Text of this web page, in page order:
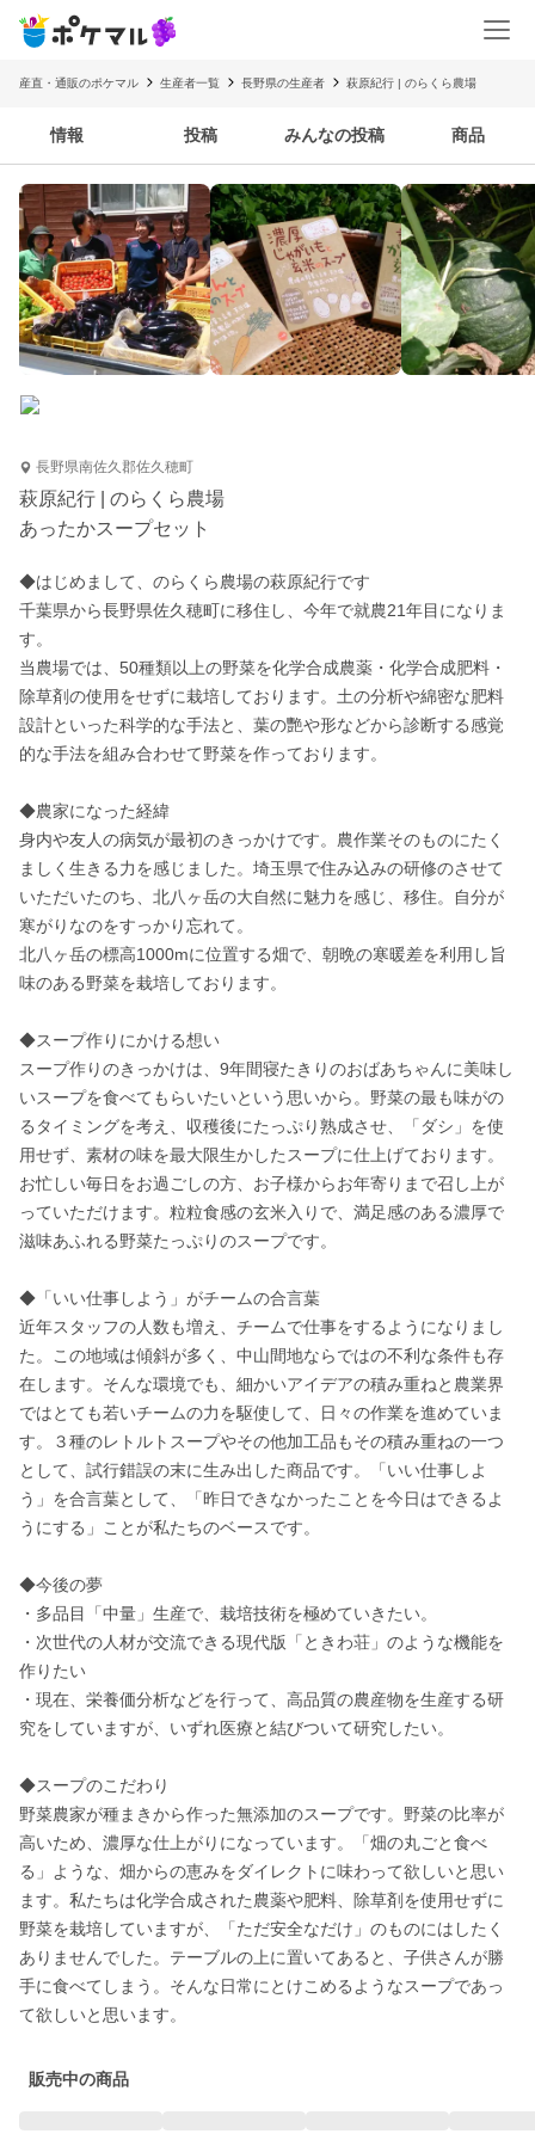
産直・通販のポケマル 生産者一覧 長野県の生産者 萩原紀行 | のらくら農場
情報 投稿 みんなの投稿 商品
長野県南佐久郡佐久穂町
萩原紀行 | のらくら農場
あったかスープセット
◆はじめまして、のらくら農場の萩原紀行です
千葉県から長野県佐久穂町に移住し、今年で就農21年目になりま
す。
当農場では、50種類以上の野菜を化学合成農薬・化学合成肥料・
除草剤の使用をせずに栽培しております。土の分析や綿密な肥料
設計といった科学的な手法と、葉の艷や形などから診断する感覚
的な手法を組み合わせて野菜を作っております。
◆農家になった経緯
身内や友人の病気が最初のきっかけです。農作業そのものにたく
ましく生きる力を感じました。埼玉県で住み込みの研修のさせて
いただいたのち、北八ヶ岳の大自然に魅力を感じ、移住。自分が
寒がりなのをすっかり忘れて。
北八ヶ岳の標高1000mに位置する畑で、朝晩の寒暖差を利用し旨
味のある野菜を栽培しております。
◆スープ作りにかける想い
スープ作りのきっかけは、9年間寝たきりのおばあちゃんに美味し
いスープを食べてもらいたいという思いから。野菜の最も味がの
るタイミングを考え、収穫後にたっぷり熟成させ、「ダシ」を使
用せず、素材の味を最大限生かしたスープに仕上げております。
お忙しい毎日をお過ごしの方、お子様からお年寄りまで召し上が
っていただけます。粒粒食感の玄米入りで、満足感のある濃厚で
滋味あふれる野菜たっぷりのスープです。
◆「いい仕事しよう」がチームの合言葉
近年スタッフの人数も増え、チームで仕事をするようになりまし
た。この地域は傾斜が多く、中山間地ならではの不利な条件も存
在します。そんな環境でも、細かいアイデアの積み重ねと農業界
ではとても若いチームの力を駆使して、日々の作業を進めていま
す。３種のレトルトスープやその他加工品もその積み重ねの一つ
として、試行錯誤の末に生み出した商品です。「いい仕事しよ
う」を合言葉として、「昨日できなかったことを今日はできるよ
うにする」ことが私たちのベースです。
◆今後の夢
・多品目「中量」生産で、栽培技術を極めていきたい。
・次世代の人材が交流できる現代版「ときわ荘」のような機能を
作りたい
・現在、栄養価分析などを行って、高品質の農産物を生産する研
究をしていますが、いずれ医療と結びついて研究したい。
◆スープのこだわり
野菜農家が種まきから作った無添加のスープです。野菜の比率が
高いため、濃厚な仕上がりになっています。「畑の丸ごと食べ
る」ような、畑からの恵みをダイレクトに味わって欲しいと思い
ます。私たちは化学合成された農薬や肥料、除草剤を使用せずに
野菜を栽培していますが、「ただ安全なだけ」のものにはしたく
ありませんでした。テーブルの上に置いてあると、子供さんが勝
手に食べてしまう。そんな日常にとけこめるようなスープであっ
て欲しいと思います。
販売中の商品